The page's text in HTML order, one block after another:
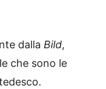
dalla Bild,
che sono le